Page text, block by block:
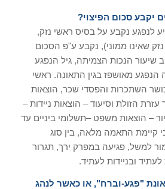
יקבע סכום הפיצוי?
לנפגע נקבע על בסיס ראשי נזק,
שאינו ממוני), נקבע ע"פ הסכום
שיעור הנכות הצמיתה, גיל הנפגע
מאושפז בגין התאונה. ראשי
השתכרות והפסדי שכר, הוצאות
עזרת הזולת וסיעוד – הוצאות ניידות –
– הוצאות משפט –תשלומי ביניים עד
קיימת התאמה מלאה, בין סוג
למשל, פגיעה במפרק ירך, תגרור
ובניידות לעתיד.
"פגע-וברח", או כאשר לנהג